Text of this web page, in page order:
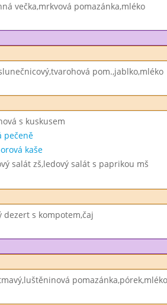
večka,mrkvová pomazánka,mléko
pom.,jablko,mléko
s kuskusem
pečeně
kaše
salát zš,ledový salát s paprikou mš
dezert s kompotem,čaj
pomazánka,pórek,mléko